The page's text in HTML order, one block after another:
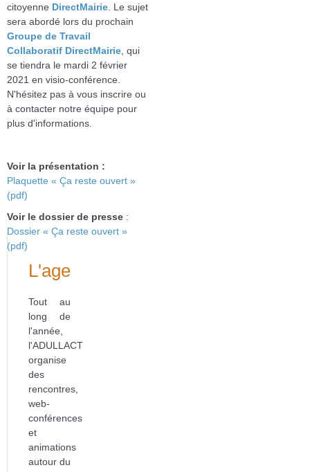
citoyenne DirectMairie . Le sujet
sera abordé lors du prochain
Groupe de Travail
Collaboratif DirectMairie , qui
se tiendra le mardi 2 février
2021 en visio-conférence.
N'hésitez pas à vous inscrire ou
à contacter notre équipe pour
plus d'informations.
Voir la présentation :
Plaquette « Ça reste ouvert »
(pdf)
Voir le dossier de presse :
Dossier « Ça reste ouvert »
(pdf)
L'agenda
Tout au
long de
l'année,
l'ADULLACT
organise
des
rencontres,
web-
conférences
et
animations
autour du